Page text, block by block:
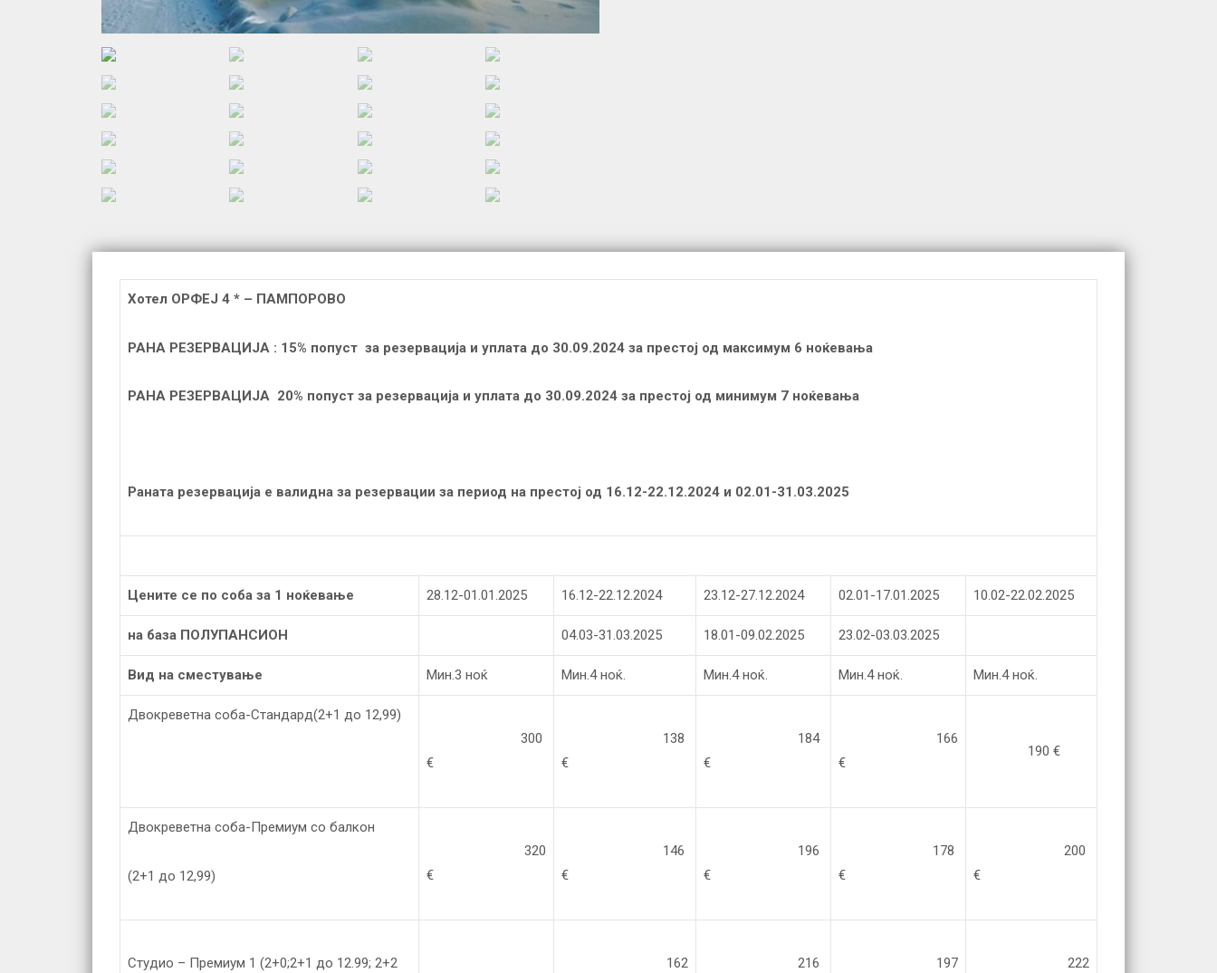
Хотел ОРФЕЈ 4 * – ПАМПОРОВО
РАНА РЕЗЕРВАЦИЈА : 15% попуст за резервација и уплата до 30.09.2024 за престој од максимум 6 ноќевања
РАНА РЕЗЕРВАЦИЈА 20% попуст за резервација и уплата до 30.09.2024 за престој од минимум 7 ноќевања
Раната резервација е валидна за резервации за период на престој од 16.12-22.12.2024 и 02.01-31.03.2025
Цените се по соба за 1 ноќевање 28.12-01.01.2025 16.12-22.12.2024 23.12-27.12.2024 02.01-17.01.2025 10.02-22.02.2025
на база ПОЛУПАНСИОН 04.03-31.03.2025 18.01-09.02.2025 23.02-03.03.2025
Вид на сместување Мин.3 ноќ Мин.4 ноќ. Мин.4 ноќ. Мин.4 ноќ. Мин.4 ноќ.
Двокреветна соба-Стандард(2+1 до 12,99)
300
€
138
€
184
€
166
€
190 €
Двокреветна соба-Премиум со балкон
(2+1 до 12,99)
320
€
146
€
196
€
178
€
200
€
Студио – Премиум 1 (2+0;2+1 до 12.99; 2+2
162
216
197
222